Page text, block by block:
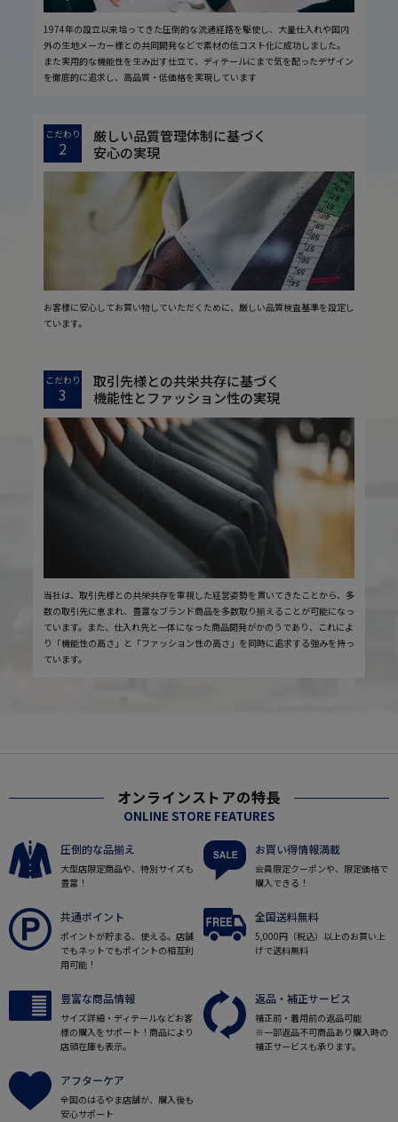
1974年の設立以来培ってきた圧倒的な流通経路を駆使し、大量仕入れや国内
外の生地メーカー様との共同開発などで素材の低コスト化に成功しました。
また実用的な機能性を生み出す仕立て、ディテールにまで気を配ったデザイン
を徹底的に追求し、高品質・低価格を実現しています
こだわり
2
厳しい品質管理体制に基づく
安心の実現
お客様に安心してお買い物していただくために、厳しい品質検査基準を設定し
ています。
こだわり
3
取引先様との共栄共存に基づく
機能性とファッション性の実現
当社は、取引先様との共栄共存を重視した経営姿勢を貫いてきたことから、多
数の取引先に恵まれ、豊富なブランド商品を多数取り揃えることが可能になっ
ています。また、仕入れ先と一体になった商品開発がかのうであり、これによ
り「機能性の高さ」と「ファッション性の高さ」を同時に追求する強みを持っ
ています。
オンラインストアの特長
ONLINE STORE FEATURES
圧倒的な品揃え
大型店限定商品や、特別サイズも
豊富！
お買い得情報満載
会員限定クーポンや、限定価格で
購入できる！
共通ポイント
ポイントが貯まる、使える。店舗
でもネットでもポイントの相互利
用可能！
全国送料無料
5,000円（税込）以上のお買い上
げで送料無料
豊富な商品情報
サイズ詳細・ディテールなどお客
様の購入をサポート！商品により
店頭在庫も表示。
返品・補正サービス
補正前・着用前の返品可能
※一部返品不可商品あり購入時の
補正サービスも承ります。
アフターケア
全国のはるやま店舗が、購入後も
安心サポート